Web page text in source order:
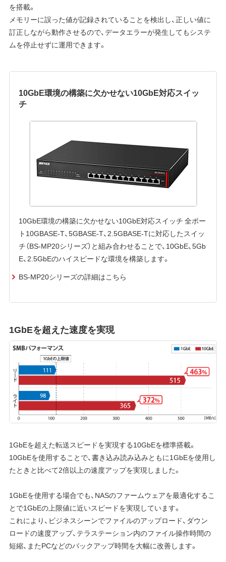
を搭載。
メモリーに誤った値が記録されていることを検出し、正しい値に
訂正しながら動作させるので、データエラーが発生してもシステ
ムを停止せずに運用できます。
10GbE環境の構築に欠かせない10GbE対応スイッ
チ
10GbE環境の構築に欠かせない10GbE対応スイッチ 全ポー
ト10GBASE-T、5GBASE-T、2.5GBASE-Tに対応したスイッ
チ（BS-MP20シリーズ）と組み合わせることで、10GbE、5Gb
E、2.5GbEのハイスピードな環境を構築します。
BS-MP20シリーズの詳細はこちら
1GbEを超えた速度を実現
1GbEを超えた転送スピードを実現する10GbEを標準搭載。
10GbEを使用することで、書き込み読み込みともに1GbEを使用し
たときと比べて2倍以上の速度アップを実現しました。
1GbEを使用する場合でも、NASのファームウェアを最適化するこ
とで1GbEの上限値に近いスピードを実現しています。
これにより、ビジネスシーンでファイルのアップロード、ダウン
ロードの速度アップ、テラステーション内のファイル操作時間の
短縮、またPCなどのバックアップ時間を大幅に改善します。